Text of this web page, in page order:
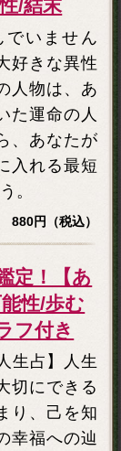
/結末
でいません
好きな異性
人物は、あ
た運命の人
、あなたが
入れる最短
。
880円（税込）
定！【あ
性/歩む
フ付き
生占】人生
切にできる
り、己を知
幸福への辿